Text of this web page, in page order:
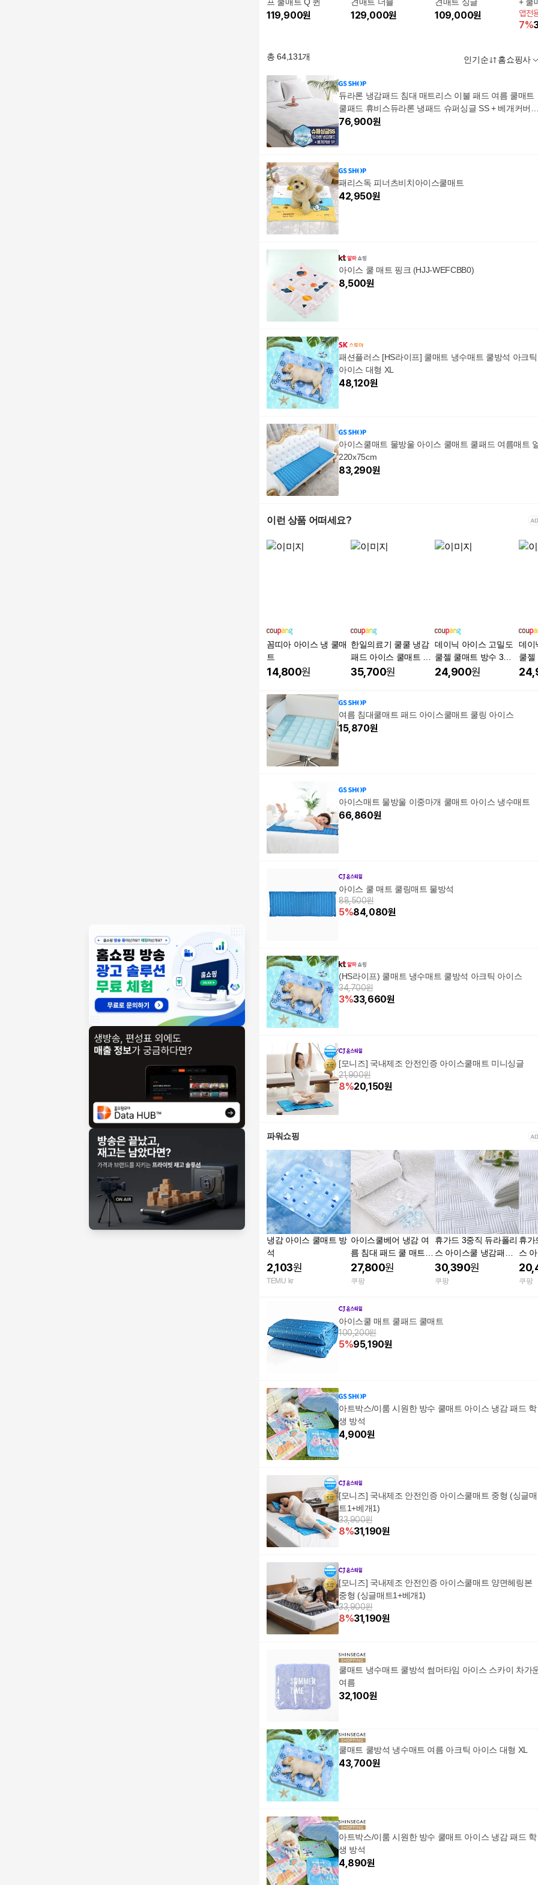
119,900원 129,000원 109,000원
앱전
7%
총64,131개 인기순 홈쇼핑사
듀라론 냉감패드 침대 매트리스 이불 패드 여름 쿨매트
쿨패드 휴비스듀라론 냉패드 슈퍼싱글 SS + 베개커버1
P
76,900원
패리스독 피너츠비치아이스쿨매트
42,950원
아이스 쿨 매트 핑크 (HJJ-WEFCBB0)
8,500원
패션플러스 [HS라이프] 쿨매트 냉수매트 쿨방석 아크틱
아이스 대형 XL
48,120원
아이스쿨매트 물방울 아이스 쿨매트 쿨패드 여름매트
220x75cm
83,290원
이런 상품 어떠세요?
꼼띠아 아이스 냉 쿨매
트
14,800원
한일의료기 쿨쿨 냉감
패드 아이스 쿨매트 여
름 침대, 다이아헤링,
35,700원
데이닉 아이스 고밀도
쿨젤 쿨매트 방수 3중
냉감패드 여름 침대패
24,900원
데이
쿨젤
냉감
여름 침대쿨매트 패드 아이스쿨매트 쿨링 아이스
15,870원
아이스매트 물방울 이중마개 쿨매트 아이스 냉수매트
66,860원
아이스 쿨 매트 쿨링매트 물방석
88,500원
5%84,080원
(HS라이프) 쿨매트 냉수매트 쿨방석 아크틱 아이스
34,700원
3%33,660원
[모니즈] 국내제조 안전인증 아이스쿨매트 미니싱글
21,900원
8%20,150원
파워쇼핑
냉감 아이스 쿨매트 방
석
2,103원
TEMU kr
아이스쿨베어 냉감 여
름 침대 패드 쿨 매트
쿨매트 스퀘어 패턴 Q
아이스쿨베어 화이트
27,800원
쿠팡
휴가드 3중직 듀라폴리
스 아이스쿨 냉감패드
겸 카페트 고정밴딩형
30,390원
쿠팡
휴가
스
겸
쿠팡
아이스쿨 매트 쿨패드 쿨매트
100,200원
5%95,190원
아트박스/이룸 시원한 방수 쿨매트 아이스 냉감 패드 학
생 방석
4,900원
[모니즈] 국내제조 안전인증 아이스쿨매트 중형 (싱글매
트1+베개1)
33,900원
8%31,190원
[모니즈] 국내제조 안전인증 아이스쿨매트 양면헤링본
중형 (싱글매트1+베개1)
33,900원
8%31,190원
쿨매트 냉수매트 쿨방석 썸머타임 아이스 스카이 차가
여름
32,100원
쿨매트 쿨방석 냉수매트 여름 아크틱 아이스 대형 XL
43,700원
아트박스/이룸 시원한 방수 쿨매트 아이스 냉감 패드 학
생 방석
4,890원